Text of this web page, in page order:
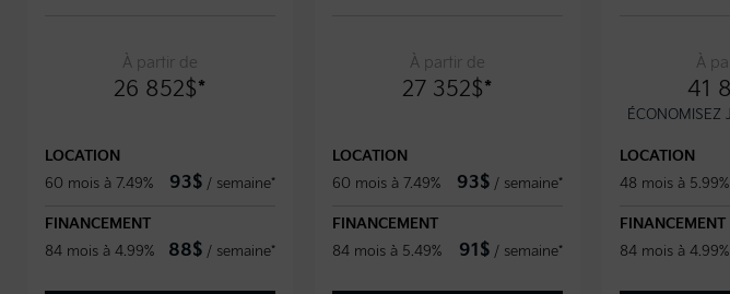
À partir de
26 852$*
LOCATION
60 mois à 7.49%
93$ / semaine*
FINANCEMENT
84 mois à 4.99%
88$ / semaine*
À partir de
27 352$*
LOCATION
60 mois à 7.49%
93$ / semaine*
FINANCEMENT
84 mois à 5.49%
91$ / semaine*
À
41
ÉCONOMISEZ
LOCATION
48 mois à 5.99%
FINANCEMENT
84 mois à 4.99%